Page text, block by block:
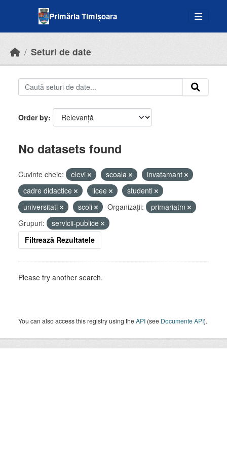
Primăria Timișoara
Seturi de date
Order by
No datasets found
Cuvinte cheie: elevi scoala
invatamant
cadre didactice
licee
studenti
universitati
scoli Organizații:
primariatm
Grupuri:
servicii-publice
Filtrează Rezultatele
Please try another search.
You can also access this registry using theAPI (see Documente API).